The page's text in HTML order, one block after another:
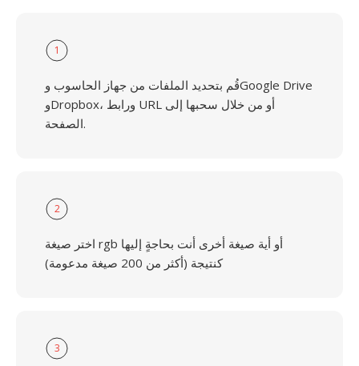
1
قُم بتحديد الملفات من جهاز الحاسوب وGoogle Drive
وDropbox، ورابط URL أو من خلال سحبها إلى
الصفحة.
2
اختر صيغة rgb أو أية صيغة أخرى أنت بحاجةٍ إليها
كنتيجة (أكثر من 200 صيغة مدعومة)
3